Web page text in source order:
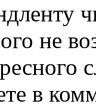
не
в